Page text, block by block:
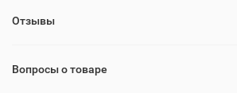
Отзывы
Вопросы о товаре